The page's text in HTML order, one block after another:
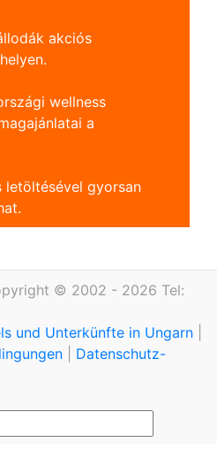
akciós
wellness
a
letöltésével gyorsan
© 2002 - 2026 Tel:
und Unterkünfte in Ungarn
Datenschutz-